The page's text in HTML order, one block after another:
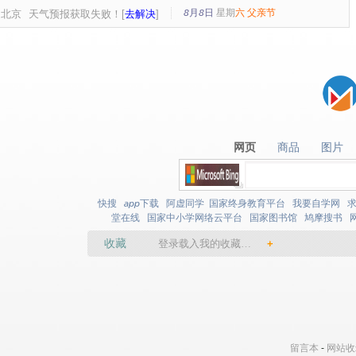
北京 天气预报获取失败！[去解决] 8月8日 星期六 父亲节
网页
网页 商品
商品 图片
图片
快搜 app下载 阿虚同学 国家终身教育平台 我要自学网
堂在线
国家中小学网络云平台 国家图书馆 鸠摩搜书
收藏 登录载入我的收藏… +
留言本 - 网站